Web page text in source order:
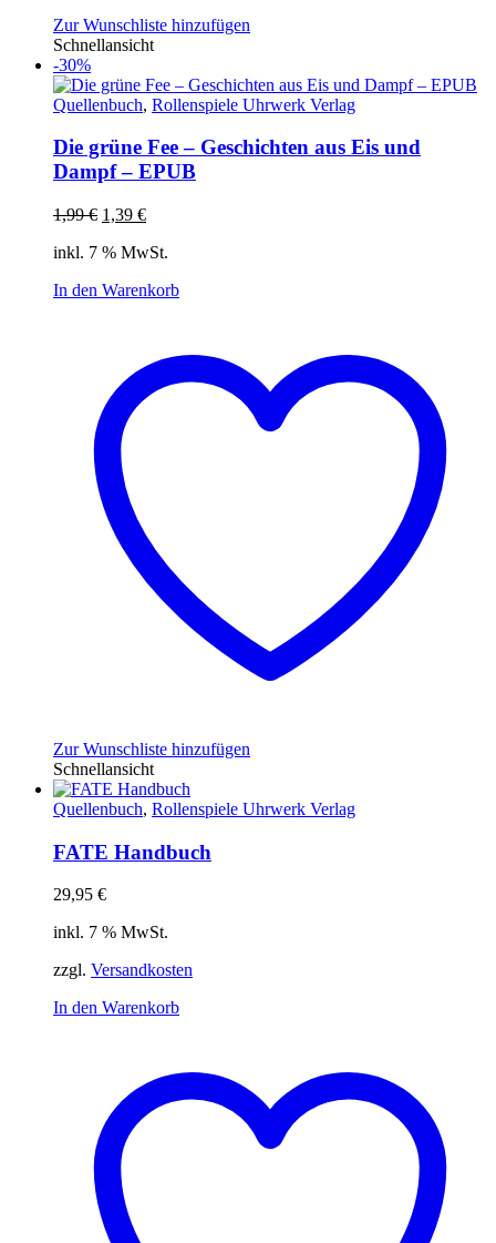
Zur Wunschliste hinzufügen
Schnellansicht
-30%
Quellenbuch, Rollenspiele Uhrwerk Verlag
Die grüne Fee – Geschichten aus Eis und
Dampf – EPUB
1,99€ Ursprünglicher
war:
1,39 €Aktueller
ist:
inkl. 7 % MwSt.
In den Warenkorb
Zur Wunschliste hinzufügen
Schnellansicht
Quellenbuch, Rollenspiele Uhrwerk Verlag
FATE Handbuch
29,95 €
inkl. 7 % MwSt.
zzgl. Versandkosten
In den Warenkorb